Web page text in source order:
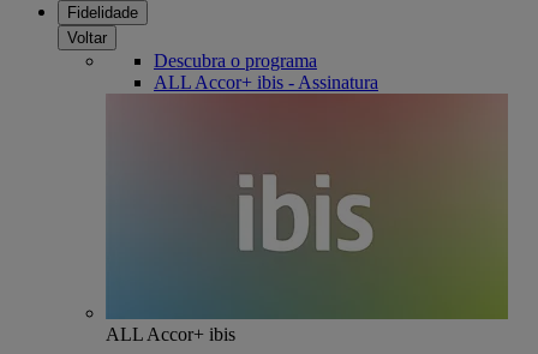
Fidelidade
Voltar
Descubra o programa
ALL Accor+ ibis - Assinatura
ALL Accor+ ibis